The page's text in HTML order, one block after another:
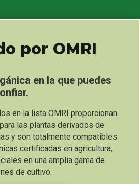
por OMRI
en la que puedes
en la lista OMRI proporcionan
las plantas derivados de
y son totalmente compatibles
certificadas en agricultura,
en una amplia gama de
de cultivo.